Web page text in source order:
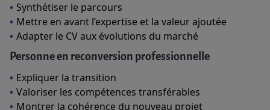
Synthétiser le parcours
Mettre en avant l’expertise et la valeur ajoutée
Adapter le CV aux évolutions du marché
Personne en reconversion professionnelle
Expliquer la transition
Valoriser les compétences transférables
Montrer la cohérence du nouveau projet